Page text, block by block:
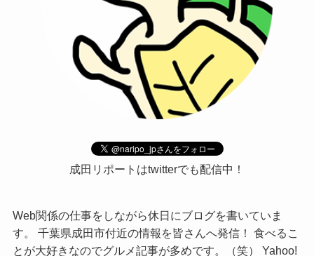
成田リポートはtwitterでも配信中！
Web関係の仕事をしながら休日にブログを書いていま
す。 千葉県成田市付近の情報を皆さんへ発信！ 食べるこ
とが大好きなのでグルメ記事が多めです。（笑） Yahoo!